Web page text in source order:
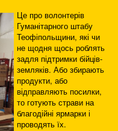
Це про волонтерів
Гуманітарного штабу
Теофіпольщини, які чи
не щодня щось роблять
задля підтримки бійців-
земляків. Або збирають
продукти, або
відправляють посилки,
то готують страви на
благодійні ярмарки і
проводять їх.